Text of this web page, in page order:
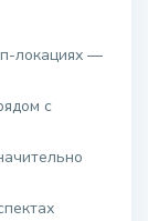
локациях —
с